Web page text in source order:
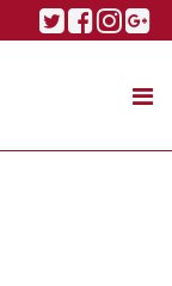
Twitter